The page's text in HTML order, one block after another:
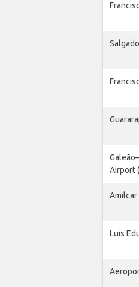
Airport
Amilcar
Luis